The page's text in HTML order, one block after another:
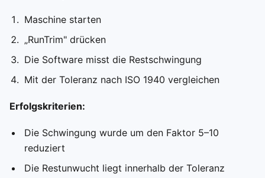
Maschine starten
„RunTrim" drücken
Die Software misst die Restschwingung
Mit der Toleranz nach ISO 1940 vergleichen
Erfolgskriterien:
Die Schwingung wurde um den Faktor 5–10
reduziert
Die Restunwucht liegt innerhalb der Toleranz